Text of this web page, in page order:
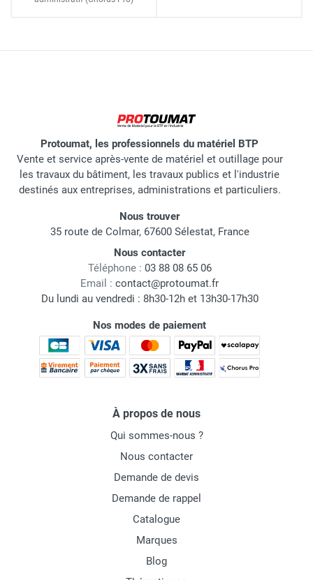
Protoumat, les professionnels du matériel BTP
Vente et service après-vente de matériel et outillage pour
les travaux du bâtiment, les travaux publics et l'industrie
destinés aux entreprises, administrations et particuliers.
Nous trouver
35 route de Colmar, 67600 Sélestat, France
Nous contacter
Téléphone : 03 88 08 65 06
Email : contact@protoumat.fr
Du lundi au vendredi : 8h30-12h et 13h30-17h30
Nos modes de paiement
À propos de nous
Qui sommes-nous ?
Nous contacter
Demande de devis
Demande de rappel
Catalogue
Marques
Blog